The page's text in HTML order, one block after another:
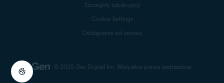
© 2025 Gen Digital Inc. Wszystkie prawa zastrzeżone.
Szczegóły subskrypcji
Cookie Settings
Odstąpienie od umowy